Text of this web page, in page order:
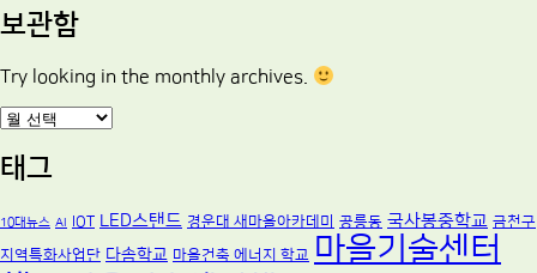
보관함
Try looking in the monthly archives.
보
함
태그
10대뉴스 AI IOT LED스탠드 경운대 새마을아카데미 공릉동 국사봉중학교 금천구
지역특화사업단 다솜학교 마을건축 에너지 학교 마을기술센터